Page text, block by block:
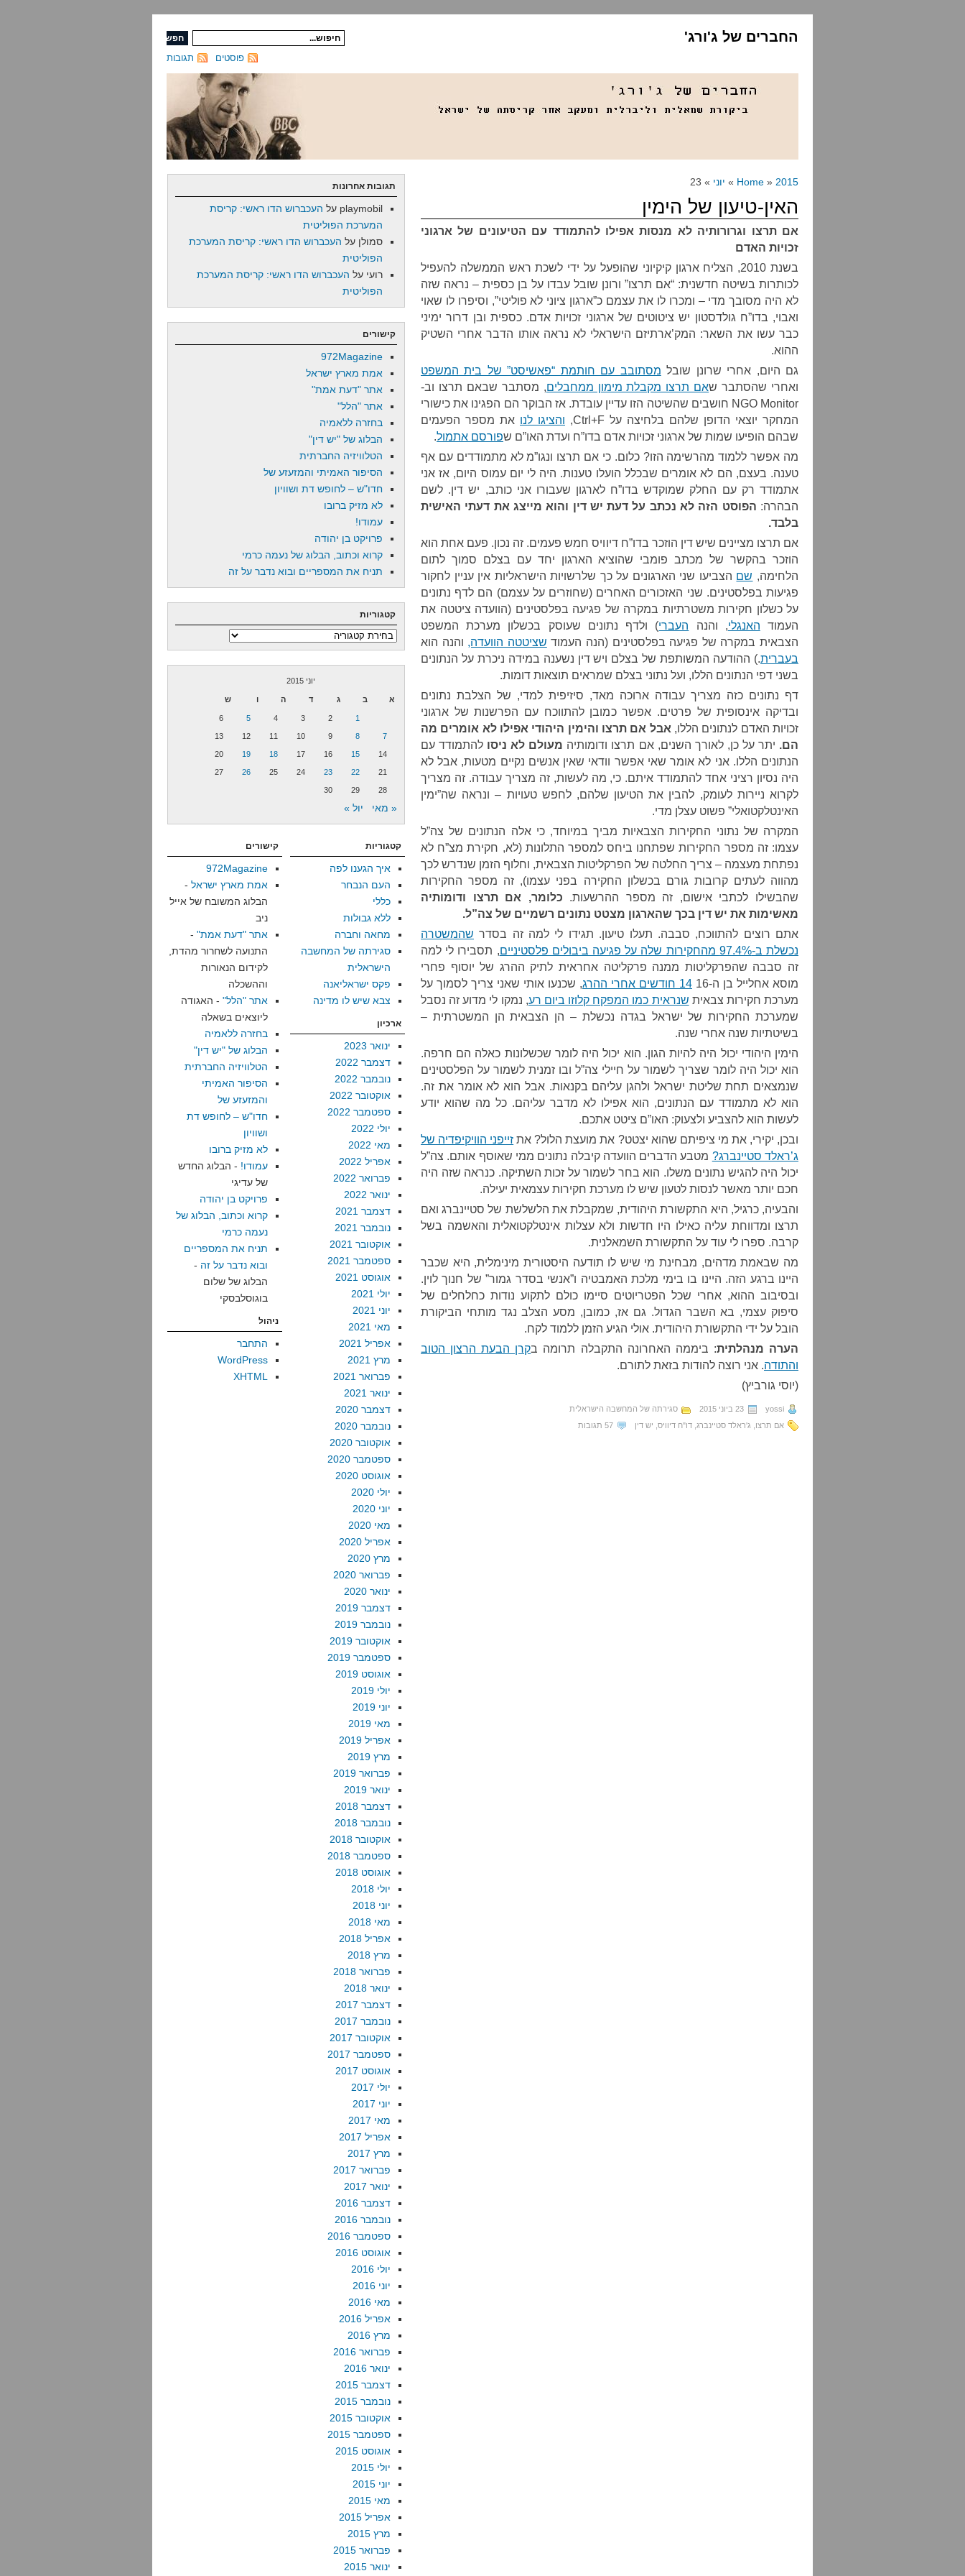
החברים של ג'ורג'
תגובות פוסטים
Home » 2015
» יוני » 23
האין-טיעון של הימין
אם תרצו וגרורותיה לא מנסות אפילו להתמודד עם הטיעונים של ארגוני
זכויות האדם
בשנת 2010, הצליח ארגון קיקיוני שהופעל על ידי לשכת ראש הממשלה להעפיל
לכותרות בשיטה חדשנית: “אם תרצו” ורונן שובל עבדו על בן כספית – נראה שזה
לא היה מסובך מדי – ומכרו לו את עצמם כ”ארגון ציוני לא פוליטי”, וסיפרו לו שאוי
ואבוי, בדו”ח גולדסטון יש ציטוטים של ארגוני זכויות אדם. כספית ובן דרור ימיני
כבר עשו את השאר: המק’ארתיזם הישראלי לא נראה אותו הדבר אחרי השטיק
ההוא.
גם היום, אחרי שרונן שובל מסתובב עם חותמת “פאשיסט” של בית המשפט
ואחרי שהסתבר שאם תרצו מקבלת מימון ממחבלים, מסתבר שבאם תרצו וב-
NGO Monitor חושבים שהשיטה הזו עדיין עובדת. אז הבוקר הם הפגינו את כישורי
המחקר יוצאי הדופן שלהם בלחיצה על Ctrl+F,
והציגו לנו את מספר הפעמים
שבהם הופיעו שמות של ארגוני זכויות אדם בדו”ח ועדת האו”ם שפורסם אתמול.
מה אפשר ללמוד מהרשימה הזו? כלום. כי אם תרצו ונגו”מ לא מתמודדים עם אף
טענה. בעצם, הם לא אומרים שבכלל הועלו טענות. היה לי יום עמוס היום, אז אני
אתמודד רק עם החלק שמוקדש בדו”ח לארגון שעבורו אני כותב, יש דין. לשם
הבהרה: הפוסט הזה לא נכתב על דעת יש דין והוא מייצג את דעתי האישית
בלבד.
אם תרצו מציינים שיש דין הוזכר בדו”ח דיוויס חמש פעמים. זה נכון. פעם אחת הוא
הוזכר בהקשר של מכתב פומבי שהוציא הארגון יחד עם בצלם סמוך לתום
הלחימה, שם הצביעו שני הארגונים על כך שלרשויות הישראליות אין עניין לחקור
פגיעות בפלסטינים. שני האזכורים האחרים (שחוזרים על עצמם) הם לדף נתונים
על כשלון חקירות משטרתיות במקרה של פגיעה בפלסטינים (הוועדה ציטטה את
העמוד האנגלי, והנה העברי) ולדף נתונים שעוסק בכשלון מערכת המשפט
הצבאית במקרה של פגיעה בפלסטינים (הנה העמוד שציטטה הוועדה, והנה הוא
בעברית.) ההודעה המשותפת של בצלם ויש דין נשענה במידה ניכרת על הנתונים
בשני דפי הנתונים הללו, ועל נתוני בצלם שמראים תוצאות דומות.
דף נתונים כזה מצריך עבודה ארוכה מאד, סיזיפית למדי, של הצלבת נתונים
ובדיקה אינסופית של פרטים. אפשר כמובן להתווכח עם הפרשנות של ארגוני
זכויות האדם לנתונים הללו, אבל אם תרצו והימין היהודי אפילו לא אומרים מה
הם. יתר על כן, לאורך השנים, אם תרצו ודומותיה מעולם לא ניסו להתמודד עם
הנתונים הללו. אני לא אומר שאי אפשר וודאי שאין אנשים נקיים מטעות, אבל לא
היה נסיון רציני אחד להתמודד איתם. כי, מה לעשות, זה מצריך עבודה. זה מצריך
לקרוא ניירות לעומק, להבין את הטיעון שלהם, לחפש טעויות – ונראה שה”ימין
האינטלקטואלי” פשוט עצלן מדי.
המקרה של נתוני החקירות הצבאיות מביך במיוחד, כי אלה הנתונים של צה”ל
עצמו: זה מספר החקירות שפתחנו ביחס למספר התלונות (לא, חקירת מצ”ח לא
נפתחת מעצמה – צריך החלטה של הפרקליטות הצבאית, וחלוף הזמן שנדרש לכך
מהווה לעתים קרובות גורם בכשלון החקירה בפני עצמו), זה מספר החקירות
שהבשילו לכתבי אישום, זה מספר ההרשעות. כלומר, אם תרצו ודומותיה
מאשימות את יש דין בכך שהארגון מצטט נתונים רשמיים של צה”ל.
אתם רוצים להתווכח, סבבה. תעלו טיעון. תגידו לי למה זה בסדר שהמשטרה
נכשלת ב-97.4% מהחקירות שלה על פגיעה ביבולים פלסטיניים
, תסבירו לי למה
זה סבבה שהפרקליטות ממנה פרקליטה אחראית לתיק ההרג של יוסוף פחרי
מוסא אחלייל בן ה-16
14 חודשים אחרי ההרג
, שכנעו אותי שאני צריך לסמוך על
מערכת חקירות צבאית שנראית כמו המפקח קלוזו ביום רע, נמקו לי מדוע זה נסבל
שמערכת החקירות של ישראל בגדה נכשלת – הן הצבאית הן המשטרתית –
בשיטתיות שנה אחרי שנה.
הימין היהודי יכול היה להיות הגון. הוא יכול היה לומר שכשלונות כאלה הם חרפה.
הוא יכול היה לומר שצריך לשמור על חיילי צה”ל ובו זמנית לשמור על הפלסטינים
שנמצאים תחת שליטת ישראל ולהגן עליהם בקנאות. אבל הוא לא אומר את זה.
הוא לא מתמודד עם הנתונים, הוא אפילו לא מדבר עליהם. כל מה שהוא יודע
לעשות הוא להצביע ולצעוק: האו”ם ציטט אתכם.
ובכן, יקירי, את מי ציפיתם שהוא יצטט? את מועצת הלול? את זייפני הוויקיפדיה של
ג’ראלד סטיינברג? מטבע הדברים הוועדה קיבלה נתונים ממי שאוסף אותם. צה”ל
יכול היה להגיש נתונים משלו. הוא בחר לשמור על זכות השתיקה. כנראה שזה היה
חכם יותר מאשר לנסות לטעון שיש לו מערכת חקירות עצמאית יעילה.
והבעיה, כרגיל, היא התקשורת היהודית, שמקבלת את הלשלשת של סטיינברג ואם
תרצו ומדווחת עליה כאילו היו חדשות ולא עצלות אינטלקטואלית והאשמה בשל
קרבה. ספרו לי עוד על התקשורת השמאלנית.
מה שבאמת מדהים, מבחינת מי שיש לו תודעה היסטורית מינימלית, היא שכבר
היינו ברגע הזה. היינו בו בימי מלכת האמבטיה ו”אנשי בסדר גמור” של חנוך לוין.
ובסיבוב ההוא, אחרי שכל הפטריוטים סיימו כולם לתקוע נודות כחלחלים של
סיפוק עצמי, בא השבר הגדול. גם אז, כמובן, מסע הצלב נגד מותחי הביקורת
הובל על ידי התקשורת היהודית. אולי הגיע הזמן ללמוד לקח.
הערה מנהלתית: ביממה האחרונה התקבלה תרומה בקרן הבעת הרצון הטוב
והתודה. אני רוצה להודות בזאת לתורם.
(יוסי גורביץ)
yossi 23 ביוני 2015
סגירתה של המחשבה הישראלית
אם תרצו
ג'ראלד סטיינברג דו"ח דיוויס יש דין 57 תגובות
תגובות אחרונות
playmobil על העכברוש הדו ראשי: קריסת
המערכת הפוליטית
סמולן על העכברוש הדו ראשי: קריסת המערכת
הפוליטית
רועי על העכברוש הדו ראשי: קריסת המערכת
הפוליטית
קישורים
972Magazine
אמת מארץ ישראל
אתר "דעת אמת"
אתר "הלל"
בחזרה ללאמיה
הבלוג של "יש דין"
הטלוויזיה החברתית
הסיפור האמיתי והמזעזע של
חדו"ש – לחופש דת ושוויון
לא מזיק ברובו
עמודו!
פרויקט בן יהודה
קרוא וכתוב, הבלוג של נעמה כרמי
תניח את המספריים ובוא נדבר על זה
קטגוריות
קטגוריות
יוני 2015
א ב ג ד ה ו ש
1
2
3
4
5
6
7
8
9
10
11
12
13
14
15
16
17
18
19
20
21
22
23
24
25
26
27
28
29
30
« מאי יול »
קטגוריות
איך הגענו לפה
העם הנבחר
כללי
ללא גבולות
מחאה וחברה
סגירתה של המחשבה
הישראלית
פקס ישראליאנה
צבא שיש לו מדינה
ארכיון
ינואר 2023
דצמבר 2022
נובמבר 2022
אוקטובר 2022
ספטמבר 2022
יולי 2022
מאי 2022
אפריל 2022
פברואר 2022
ינואר 2022
דצמבר 2021
נובמבר 2021
אוקטובר 2021
ספטמבר 2021
אוגוסט 2021
יולי 2021
יוני 2021
מאי 2021
אפריל 2021
מרץ 2021
פברואר 2021
ינואר 2021
דצמבר 2020
נובמבר 2020
אוקטובר 2020
ספטמבר 2020
אוגוסט 2020
יולי 2020
יוני 2020
מאי 2020
אפריל 2020
מרץ 2020
פברואר 2020
ינואר 2020
דצמבר 2019
נובמבר 2019
אוקטובר 2019
ספטמבר 2019
אוגוסט 2019
יולי 2019
יוני 2019
מאי 2019
אפריל 2019
מרץ 2019
פברואר 2019
ינואר 2019
דצמבר 2018
נובמבר 2018
אוקטובר 2018
ספטמבר 2018
אוגוסט 2018
יולי 2018
יוני 2018
מאי 2018
אפריל 2018
מרץ 2018
פברואר 2018
ינואר 2018
דצמבר 2017
נובמבר 2017
אוקטובר 2017
ספטמבר 2017
אוגוסט 2017
יולי 2017
יוני 2017
מאי 2017
אפריל 2017
מרץ 2017
פברואר 2017
ינואר 2017
דצמבר 2016
נובמבר 2016
ספטמבר 2016
אוגוסט 2016
יולי 2016
יוני 2016
מאי 2016
אפריל 2016
מרץ 2016
פברואר 2016
ינואר 2016
דצמבר 2015
נובמבר 2015
אוקטובר 2015
ספטמבר 2015
אוגוסט 2015
יולי 2015
יוני 2015
מאי 2015
אפריל 2015
מרץ 2015
פברואר 2015
ינואר 2015
קישורים
972Magazine
אמת מארץ ישראל -
הבלוג המשובח של אייל
ניב
אתר "דעת אמת" -
התנועה לשחרור מהדת,
לקידום הנאורות
וההשכלה
אתר "הלל" - האגודה
ליוצאים בשאלה
בחזרה ללאמיה
הבלוג של "יש דין"
הטלוויזיה החברתית
הסיפור האמיתי
והמזעזע של
חדו"ש – לחופש דת
ושוויון
לא מזיק ברובו
עמודו! - הבלוג החדש
של עדיגי
פרויקט בן יהודה
קרוא וכתוב, הבלוג של
נעמה כרמי
תניח את המספריים
ובוא נדבר על זה -
הבלוג של שלום
בוגוסלבסקי
ניהול
התחבר
WordPress
XHTML